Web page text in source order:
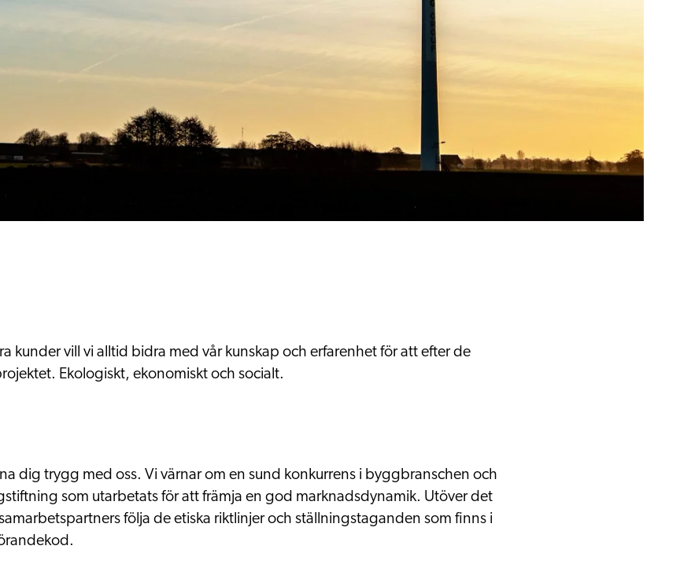
kunder vill vi alltid bidra med vår kunskap och erfarenhet för att efter de
Ekologiskt, ekonomiskt och socialt.
dig trygg med oss. Vi värnar om en sund konkurrens i byggbranschen och
som utarbetats för att främja en god marknadsdynamik. Utöver det
följa de etiska riktlinjer och ställningstaganden som finns i